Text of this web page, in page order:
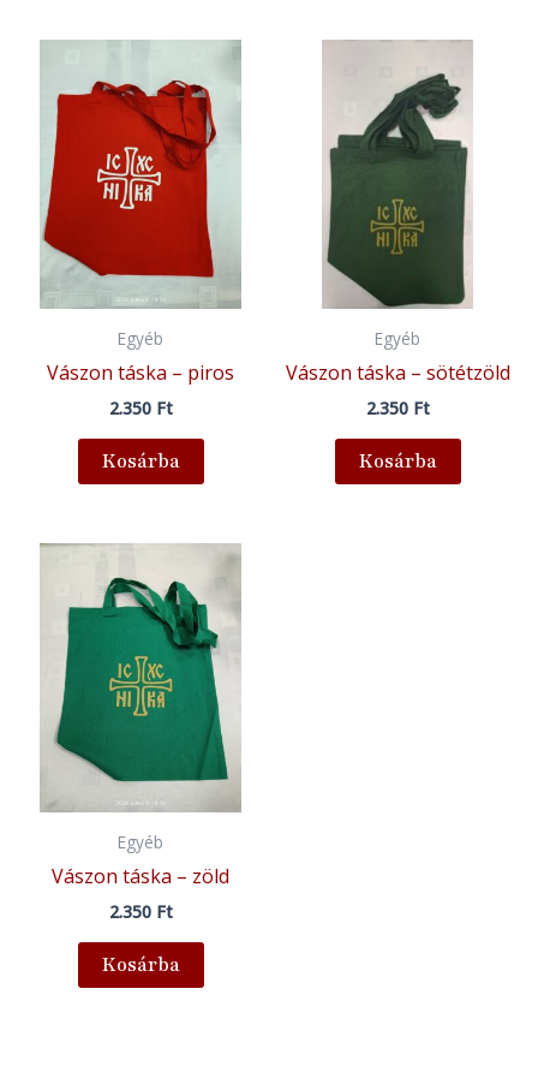
Egyéb
Vászon táska – piros
2.350 Ft
Kosárba
Egyéb
Vászon táska – sötétzöld
2.350 Ft
Kosárba
Egyéb
Vászon táska – zöld
2.350 Ft
Kosárba